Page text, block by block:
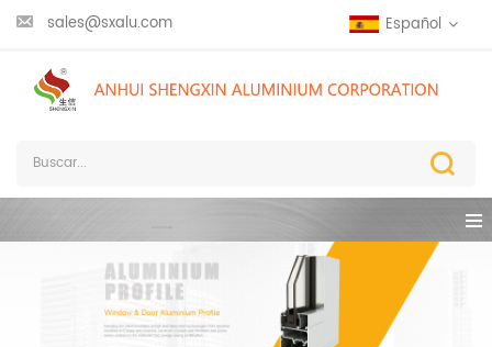
sales@sxalu.com Español